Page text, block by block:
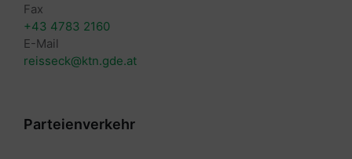
Fax
+43 4783 2160
E-Mail
reisseck@ktn.gde.at
Parteienverkehr